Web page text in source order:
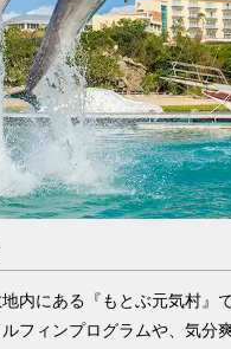
内にある『もとぶ元気村』
フィンプログラムや、気分